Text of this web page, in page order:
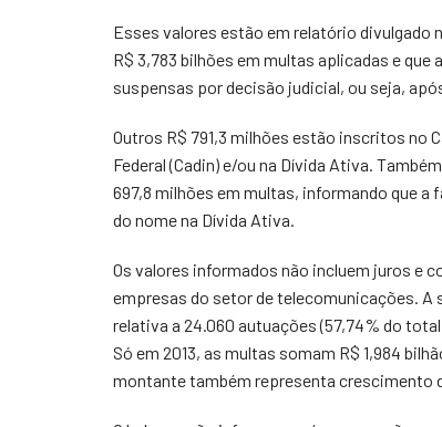
Esses valores estão em relatório divulgado
R$ 3,783 bilhões em multas aplicadas e
suspensas por decisão judicial, ou seja,
Outros R$ 791,3 milhões estão inscritos no
Federal (Cadin) e/ou na Dívida Ativa.
697,8 milhões em multas, informando que a
do nome na Dívida Ativa.
Os valores informados não incluem juros e
empresas do setor de telecomunicações. A
relativa a 24.060 autuações (57,74% do
Só em 2013, as multas somam R$ 1,984
montante também representa crescimento